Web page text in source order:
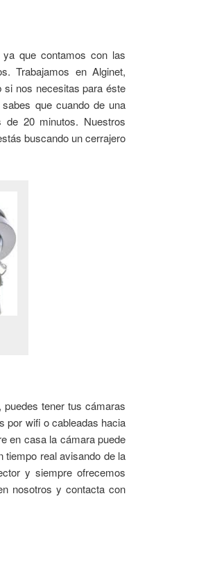
que contamos con las
Trabajamos en Alginet,
si nos necesitas para éste
que cuando de una
de 20 minutos. Nuestros
buscando un cerrajero
puedes tener tus cámaras
por wifi o cableadas hacia
en casa la cámara puede
tiempo real avisando de la
y siempre ofrecemos
nosotros y contacta con